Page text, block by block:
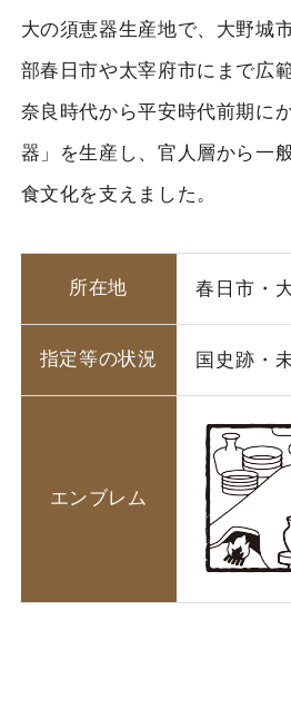
所在地 春日市・
指定等の状況 国史跡・
エンブレム
大の須恵器生産地で、大野城
部春日市や太宰府市にまで広
奈良時代から平安時代前期に
器」を生産し、官人層から一
食文化を支えました。